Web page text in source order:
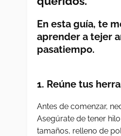
En esta guía, te
aprender a tejer
pasatiempo.
1. Reúne tus
Antes de comenzar,
Asegúrate de tener
tamaños, relleno de